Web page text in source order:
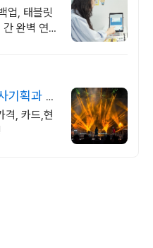
업, 태블릿
완벽 연
기획과 행
격, 카드,현